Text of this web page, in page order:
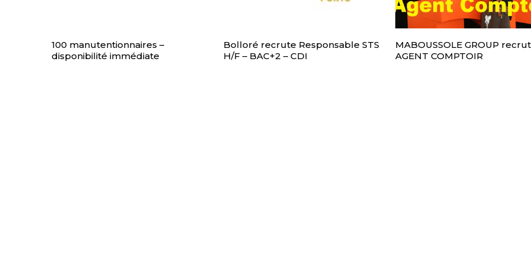
100 manutentionnaires –
disponibilité immédiate
Bolloré recrute Responsable STS
H/F – BAC+2 – CDI
MABOUSSOLE GROUP
AGENT COMPTOIR